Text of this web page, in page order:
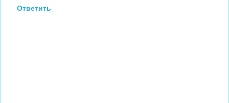
Ответить